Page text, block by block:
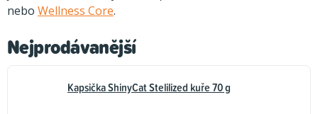
nebo Wellness Core.
Nejprodávanější
Kapsička ShinyCat Stelilized kuře 70 g